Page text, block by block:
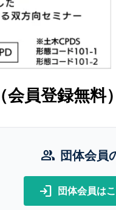
員登録無料）
group 団体会員
login 団体会員は